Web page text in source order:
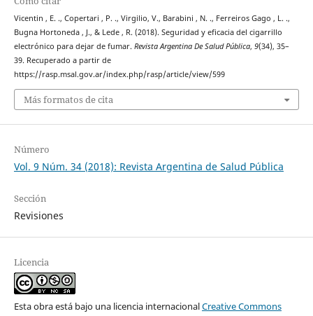
Vicentin , E. ., Copertari , P. ., Virgilio, V., Barabini , N. ., Ferreiros Gago , L. .,
Bugna Hortoneda , J., & Lede , R. (2018). Seguridad y eficacia del cigarrillo
electrónico para dejar de fumar. Revista Argentina De Salud Pública, 9(34), 35–
39. Recuperado a partir de
https://rasp.msal.gov.ar/index.php/rasp/article/view/599
Más formatos de cita
Número
Vol. 9 Núm. 34 (2018): Revista Argentina de Salud Pública
Sección
Revisiones
Licencia
Esta obra está bajo una licencia internacionalCreative Commons